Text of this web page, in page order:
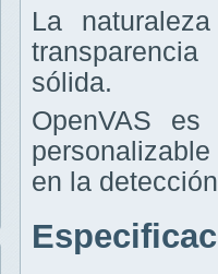
La
sólida.
OpenVAS
en la